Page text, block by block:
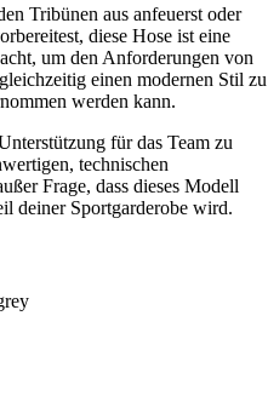
Tribünen aus anfeuerst oder
diese Hose ist eine
um den Anforderungen von
einen modernen Stil zu
werden kann.
für das Team zu
technischen
Frage, dass dieses Modell
deiner Sportgarderobe wird.